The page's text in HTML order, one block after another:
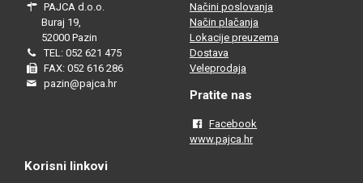
PAJCA d.o.o.
Buraj 19,
52000 Pazin
TEL: 052 621 475
FAX: 052 616 286
pazin@pajca.hr
Načini poslovanja
Način plačanja
Lokacije preuzema
Dostava
Veleprodaja
Pratite nas
Facebook
www.pajca.hr
Korisni linkovi